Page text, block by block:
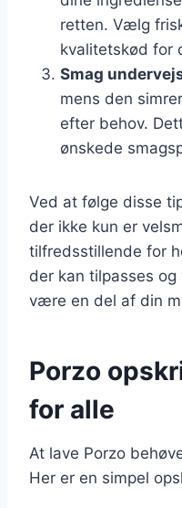
retten. Vælg
kvalitetskød for
Smag
mens den
efter behov.
ønskede
Ved at følge disse
der ikke kun er
tilfredsstillende for
der kan tilpasses
være en del af din
Porzo
for alle
At lave Porzo
Her er en simpel